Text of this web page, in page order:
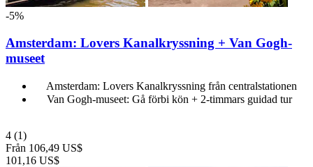
-5%
Amsterdam: Lovers Kanalkryssning + Van Gogh-
museet
Amsterdam: Lovers Kanalkryssning från centralstationen
Van Gogh-museet: Gå förbi kön + 2-timmars guidad tur
4 (1)
Från 106,49 US$
101,16 US$